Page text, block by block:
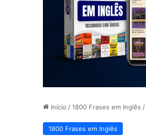
Início /1800 Frases em Inglês /
1800 Frases em Inglês